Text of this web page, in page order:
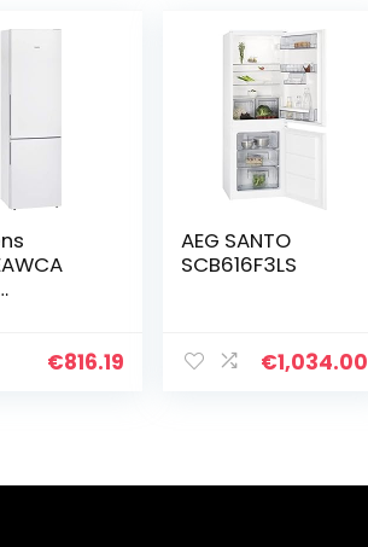
€816.19
AEG SANTO
SCB616F3LS
€1,034.00